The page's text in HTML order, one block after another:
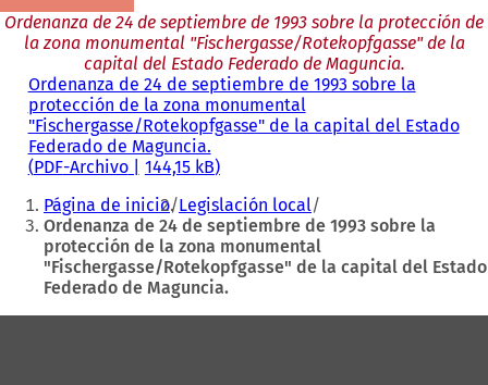
Ordenanza de 24 de septiembre de 1993 sobre la protección de
la zona monumental "Fischergasse/Rotekopfgasse" de la
capital del Estado Federado de Maguncia.
Ordenanza de 24 de septiembre de 1993 sobre la
protección de la zona monumental
"Fischergasse/Rotekopfgasse" de la capital del Estado
Federado de Maguncia.
PDF-Archivo 144,15 kB
Estás
aquí:
Página de inicio Legislación local
Ordenanza de 24 de septiembre de 1993 sobre la
protección de la zona monumental
"Fischergasse/Rotekopfgasse" de la capital del Estado
Federado de Maguncia.